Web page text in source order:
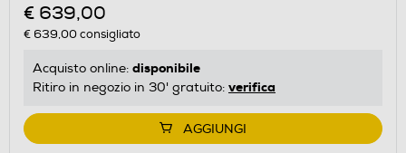
€ 639,00
€ 639,00consigliato
Acquisto online: disponibile
Ritiro in negozio in 30' gratuito: verifica
AGGIUNGI